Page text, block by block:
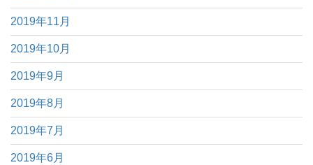
2019年11月
2019年10月
2019年9月
2019年8月
2019年7月
2019年6月